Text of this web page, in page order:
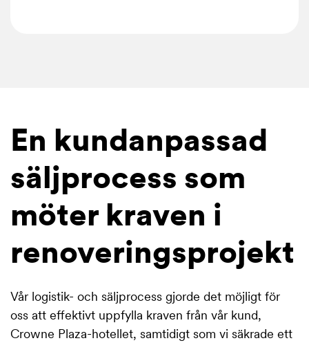
En kundanpassad
säljprocess som
möter kraven i
renoveringsprojekt
Vår logistik- och säljprocess gjorde det möjligt för
oss att effektivt uppfylla kraven från vår kund,
Crowne Plaza-hotellet, samtidigt som vi säkrade ett